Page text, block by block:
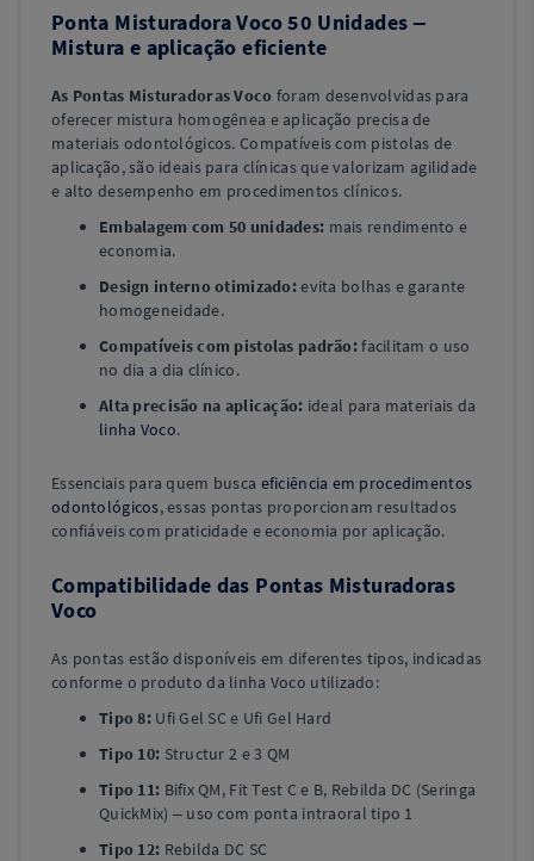
Ponta Misturadora Voco 50 Unidades –
Mistura e aplicação eficiente
As Pontas Misturadoras Voco foram desenvolvidas para
oferecer mistura homogênea e aplicação precisa de
materiais odontológicos. Compatíveis com pistolas de
aplicação, são ideais para clínicas que valorizam agilidade
e alto desempenho em procedimentos clínicos.
Embalagem com 50 unidades: mais rendimento e
economia.
Design interno otimizado:evita bolhas e garante
homogeneidade.
Compatíveis com pistolas padrão:facilitam o uso
no dia a dia clínico.
Alta precisão na aplicação: ideal para materiais da
linha Voco.
Essenciais para quem busca eficiência em procedimentos
odontológicos, essas pontas proporcionam resultados
confiáveis com praticidade e economia por aplicação.
Compatibilidade das Pontas Misturadoras
Voco
As pontas estão disponíveis em diferentes tipos, indicadas
conforme o produto da linha Voco utilizado:
Tipo 8:Ufi Gel SC e Ufi Gel Hard
Tipo 10: Structur 2 e 3 QM
Tipo 11: Bifix QM, Fit Test C e B, Rebilda DC (Seringa
QuickMix) – uso com ponta intraoral tipo 1
Tipo 12: Rebilda DC SC